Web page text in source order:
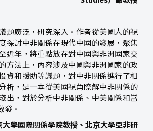
題廣泛，研究深入。作者從美國人的視
探討中非關係在現代中國的發展，聚焦
近年，將重點放在對中國與非洲國家交
方法上，內容涉及中國與非洲國家的政
資和援助等議題，對中非關係進行了相
析，是一本從美國視角瞭解中非關係的
出，對於分析中非關係、中美關係和當
發。
學國際關係學院教授、北京大學亞非研